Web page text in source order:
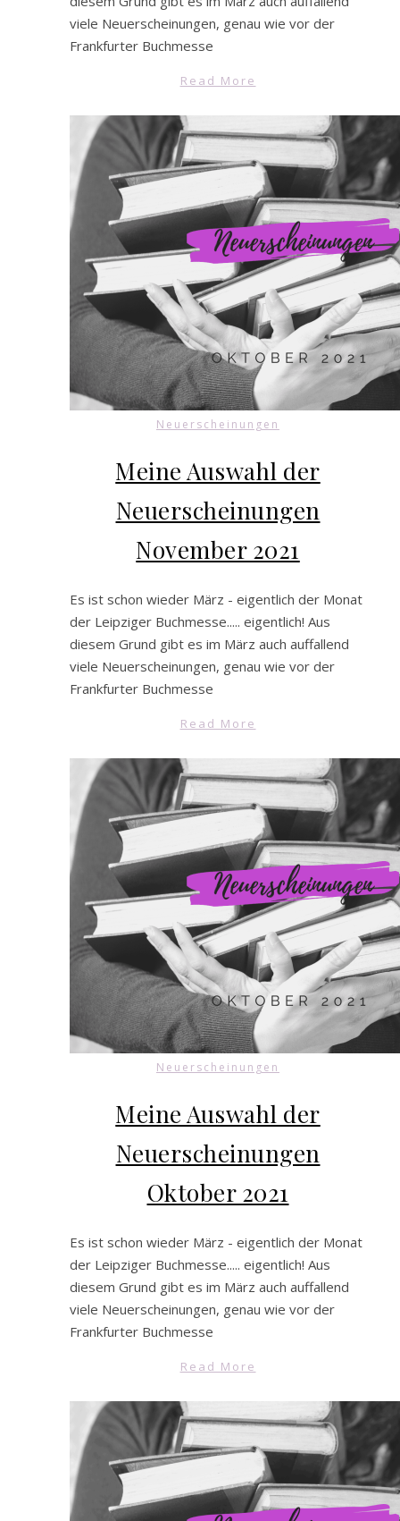
viele Neuerscheinungen, genau wie vor der
Frankfurter Buchmesse
Read More
Neuerscheinungen
Meine Auswahl der
Neuerscheinungen
November 2021
Es ist schon wieder März - eigentlich der Monat
der Leipziger Buchmesse..... eigentlich! Aus
diesem Grund gibt es im März auch auffallend
viele Neuerscheinungen, genau wie vor der
Frankfurter Buchmesse
Read More
Neuerscheinungen
Meine Auswahl der
Neuerscheinungen
Oktober 2021
Es ist schon wieder März - eigentlich der Monat
der Leipziger Buchmesse..... eigentlich! Aus
diesem Grund gibt es im März auch auffallend
viele Neuerscheinungen, genau wie vor der
Frankfurter Buchmesse
Read More